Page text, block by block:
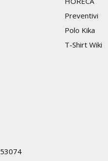
Preventivi
Polo Kika
T-Shirt Wiki